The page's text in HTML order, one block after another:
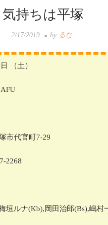
気持ちは平塚
2/17/2019 by るな
（土）
市代官町7-29
2268
垣ルナ(Kb),岡田治郎(Bs),嶋村